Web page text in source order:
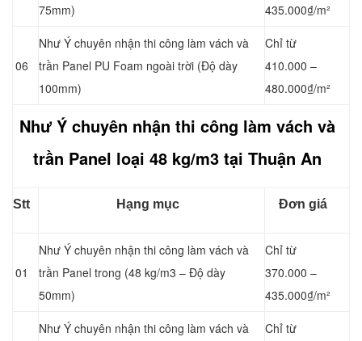
75mm)
435.000₫/m²
06
Như Ý chuyên nhận thi công làm vách và
trần Panel PU Foam ngoài trời (Độ dày
100mm)
Chỉ từ
410.000 –
480.000₫/m²
Như Ý chuyên nhận thi công làm vách và
trần Panel loại 48 kg/m3 tại Thuận An
Stt Hạng mục Đơn giá
01
Như Ý chuyên nhận thi công làm vách và
trần Panel trong (48 kg/m3 – Độ dày
50mm)
Chỉ từ
370.000 –
435.000₫/m²
Như Ý chuyên nhận thi công làm vách và
Chỉ từ